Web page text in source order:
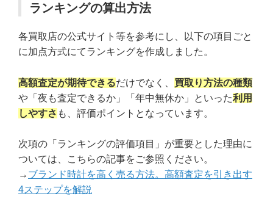
ランキングの算出方法
各買取店の公式サイト等を参考にし、以下の項目ごと
に加点方式にてランキングを作成しました。
高額査定が期待できるだけでなく、 買取り方法の種類
や「夜も査定できるか」「年中無休か」といった利用
しやすさ も、評価ポイントとなっています。
次項の「ランキングの評価項目」が重要とした理由に
ついては、こちらの記事をご参照ください。
→ ブランド時計を高く売る方法。高額査定を引き出す
4ステップを解説